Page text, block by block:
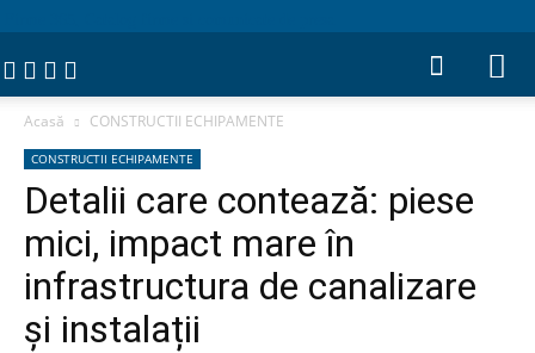
Acasă CONSTRUCTII ECHIPAMENTE
CONSTRUCTII ECHIPAMENTE
Detalii care contează: piese
mici, impact mare în
infrastructura de canalizare
și instalații